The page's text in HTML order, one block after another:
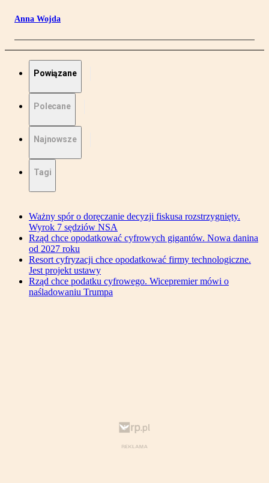
Anna Wojda
Powiązane
Polecane
Najnowsze
Tagi
Ważny spór o doręczanie decyzji fiskusa rozstrzygnięty.
Wyrok 7 sędziów NSA
Rząd chce opodatkować cyfrowych gigantów. Nowa danina
od 2027 roku
Resort cyfryzacji chce opodatkować firmy technologiczne.
Jest projekt ustawy
Rząd chce podatku cyfrowego. Wicepremier mówi o
naśladowaniu Trumpa